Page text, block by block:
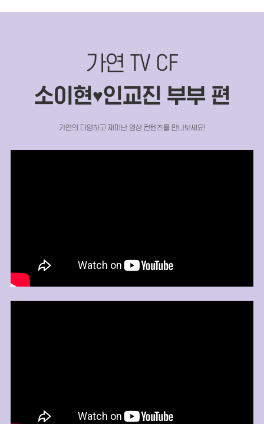
가연 TV CF
소이현♥인교진 부부 편
가연의 다양하고 재미난 영상 컨텐츠를 만나보세요!